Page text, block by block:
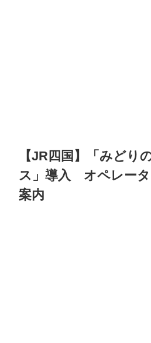
【JR四国】「みどり
ス」導入 オペレータ
案内